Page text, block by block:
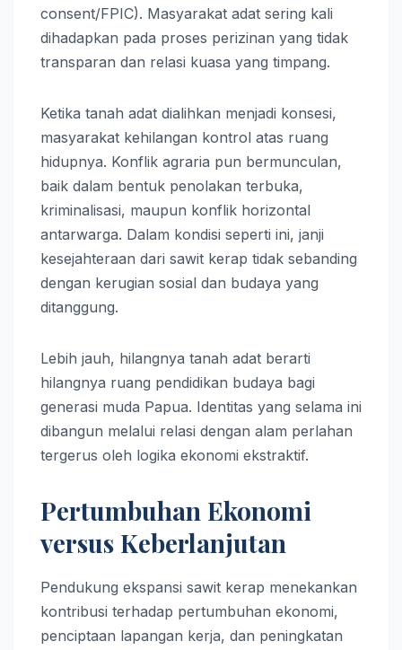
consent/FPIC). Masyarakat adat sering kali
dihadapkan pada proses perizinan yang tidak
transparan dan relasi kuasa yang timpang.
Ketika tanah adat dialihkan menjadi konsesi,
masyarakat kehilangan kontrol atas ruang
hidupnya. Konflik agraria pun bermunculan,
baik dalam bentuk penolakan terbuka,
kriminalisasi, maupun konflik horizontal
antarwarga. Dalam kondisi seperti ini, janji
kesejahteraan dari sawit kerap tidak sebanding
dengan kerugian sosial dan budaya yang
ditanggung.
Lebih jauh, hilangnya tanah adat berarti
hilangnya ruang pendidikan budaya bagi
generasi muda Papua. Identitas yang selama ini
dibangun melalui relasi dengan alam perlahan
tergerus oleh logika ekonomi ekstraktif.
Pertumbuhan Ekonomi
versus Keberlanjutan
Pendukung ekspansi sawit kerap menekankan
kontribusi terhadap pertumbuhan ekonomi,
penciptaan lapangan kerja, dan peningkatan